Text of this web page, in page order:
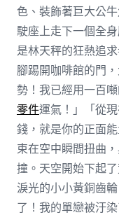
色、裝飾著巨大公
駛座上走下一個全
是林天秤的狂熱追
腳踢開咖啡館的門
勢！我已經用一百
零件運氣！」「從
錢，就是你的正面
束在空中瞬間扭曲
撞。天空開始下起
淚光的小小黃銅齒
了！我的單戀被汙